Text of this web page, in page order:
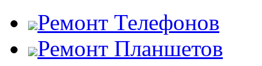
Ремонт Телефонов
Ремонт Планшетов